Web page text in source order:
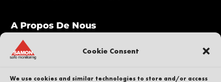
Cookie Consent
We use cookies and similar technologies to store and/or access
A Propos De Nous
Nos collaborateurs
Durabilité